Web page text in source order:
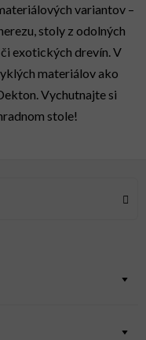
variantov –
stoly z odolných
exotických drevín. V
materiálov ako
Vychutnajte si
stole!